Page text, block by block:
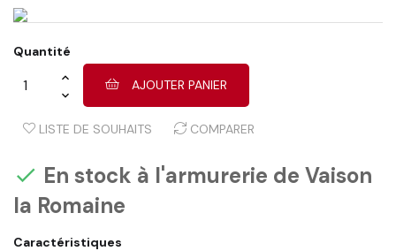
Quantité
AJOUTER PANIER
LISTE DE SOUHAITS COMPARER
 En stock à l'armurerie de Vaison
la Romaine
Caractéristiques